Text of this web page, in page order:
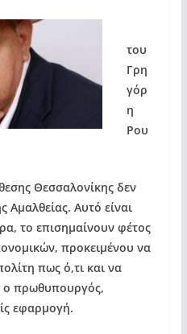
του
Γρη
γόρ
η
Ρου
Θεσσαλονίκης δεν
Αμαλθείας. Αυτό είναι
το επισημαίνουν φέτος
προκειμένου να
πως ό,τι και να
ο πρωθυπουργός,
εφαρμογή.